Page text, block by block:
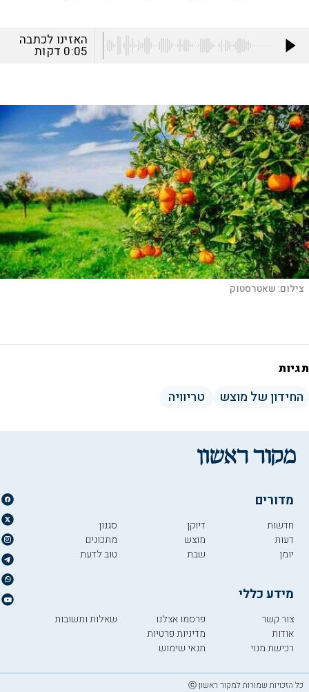
האזינו לכתבה
0:05 דקות
צילום:שאטרסטוק
תגיות
החידון של מוצש טריוויה
מדורים
חדשות
דעות
יומן
דיוקן
מוצש
שבת
סגנון
מתכונים
טוב לדעת
מידע כללי
צור קשר
אודות
רכישת מנוי
פרסמו אצלנו
מדיניות פרטיות
תנאי שימוש
שאלות ותשובות
כל הזכויות שמורות למקור ראשון ⓒ